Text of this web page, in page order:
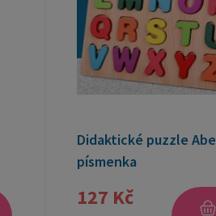
Didaktické puzzle
písmenka
127 Kč